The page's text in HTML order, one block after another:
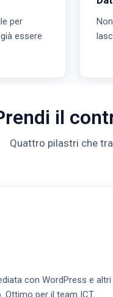
per
essere
il
Quattro pilastri che
con WordPress e